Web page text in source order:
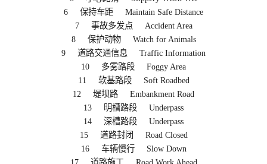
6 保持车距 Maintain Safe Distance
7 事故多发点 Accident Area
8 保护动物 Watch for Animals
9 道路交通信息 Traffic Information
10 多雾路段 Foggy Area
11 软基路段 Soft Roadbed
12 堤坝路 Embankment Road
13 明槽路段 Underpass
14 深槽路段 Underpass
15 道路封闭 Road Closed
16 车辆慢行 Slow Down